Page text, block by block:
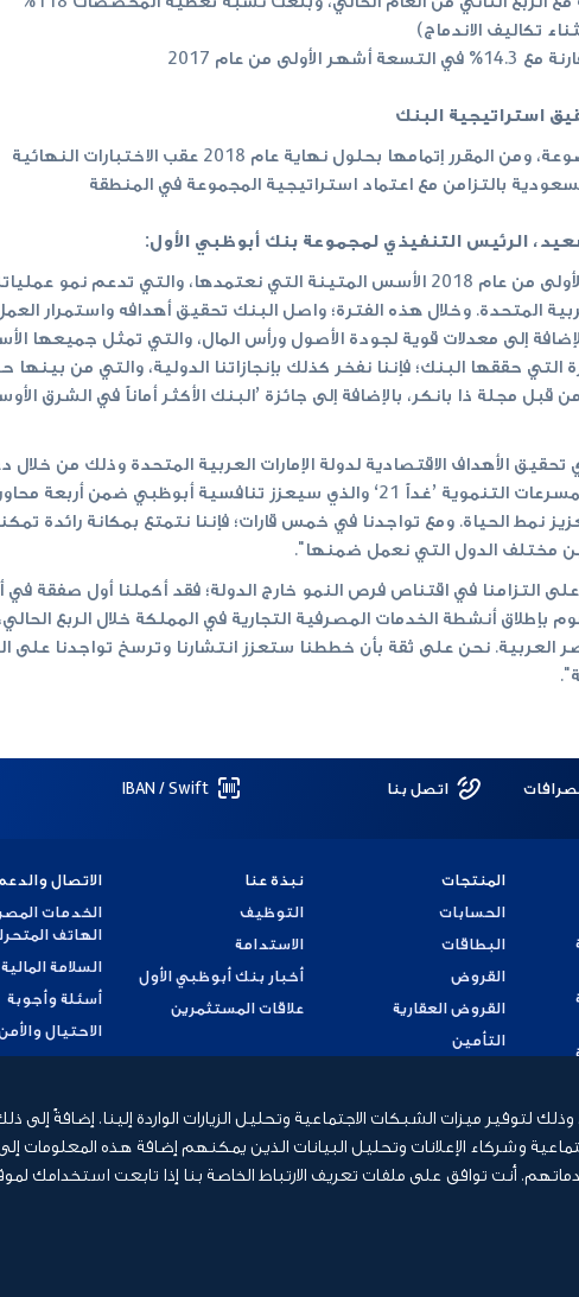
لتوفير ميزات الشبكات الاجتماعية وتحليل الزيارات الواردة إلينا. إضافةً إلى
وشركاء الإعلانات وتحليل البيانات الذين يمكنهم إضافة هذه المعلومات
أنت توافق على ملفات تعريف الارتباط الخاصة بنا إذا تابعت استخدامك
استراتيجية البنك
بحلول نهاية عام 2018 عقب الاختبارات النهائية
بالتزامن مع اعتماد استراتيجية المجموعة في المنطقة
الرئيس التنفيذي لمجموعة بنك أبوظبي الأول:
“يعكس أداء بنك أبوظبي الأول خلال التسعة أشهر الأولى من عام 2018 الأسس المتينة التي
المتحدة. وخلال هذه الفترة؛ واصل البنك تحقيق أهدافه واستمرار
إلى معدلات قوية لجودة الأصول ورأس المال، والتي تمثل جميعها
التي حققها البنك؛ فإننا نفخر كذلك بإنجازاتنا الدولية، والتي من
مجلة ذا بانكر، بالإضافة إلى جائزة ’البنك الأكثر أماناً في الشرق
الأهداف الاقتصادية لدولة الإمارات العربية المتحدة وذلك من خلال
نلتزم بأن نكون شريكاً رئيسياً في برنامج أبوظبي للمسرعات التنموية ’غداً 21‘ والذي
نمط الحياة. ومع تواجدنا في خمس قارات؛ فإننا نتمتع بمكانة رائدة
بين مختلف الدول التي نعمل ضمنها".
التزامنا في اقتناص فرص النمو خارج الدولة؛ فقد أكملنا أول صفقة
بإطلاق أنشطة الخدمات المصرفية التجارية في المملكة خلال الربع
نحن على ثقة بأن خططنا ستعزز انتشارنا وترسخ تواجدنا على
اتصل بنا IBAN / Swift
المنتجات
الحسابات
البطاقات
القروض
القروض العقارية
التأمين
نبذة عنا
التوظيف
الاستدامة
أخبار بنك أبوظبي الأول
علاقات المستثمرين
الاتصال
الخدمات
الهاتف
السلامة المالية
أسئلة وأجوبة
الاحتيال
تقديم شكوى